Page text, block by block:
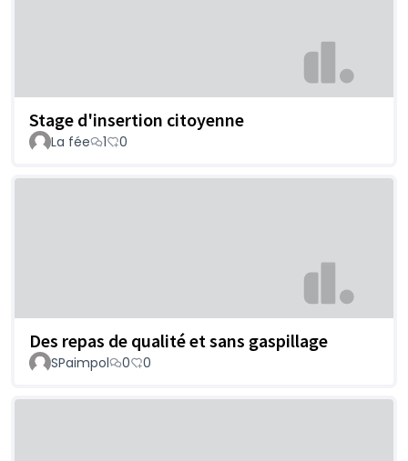
Stage d'insertion citoyenne
La fée 1 0
Des repas de qualité et sans gaspillage
SPaimpol 0 0